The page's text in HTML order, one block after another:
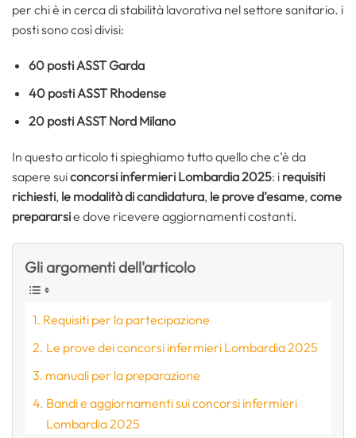
per chi è in cerca di stabilità lavorativa nel settore sanitario. i
posti sono così divisi:
60 posti ASST Garda
40 posti ASST Rhodense
20 posti ASST Nord Milano
In questo articolo ti spieghiamo tutto quello che c’è da
sapere suiconcorsi infermieri Lombardia 2025: i requisiti
richiesti, le modalità di candidatura, le prove d’esame,come
prepararsie dove ricevere aggiornamenti costanti.
Gli argomenti dell'articolo
Requisiti per la partecipazione
Le prove dei concorsi infermieri Lombardia 2025
manuali per la preparazione
Bandi e aggiornamenti sui concorsi infermieri
Lombardia 2025